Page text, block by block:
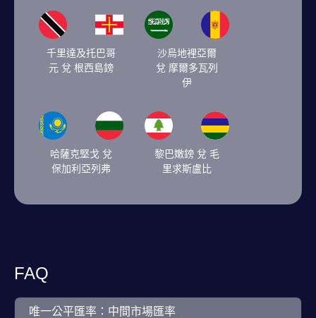
千里達及托巴哥
元 兌 根西島鎊
沙烏地裡亞爾
兌 摩爾多瓦列
伊
哈薩克堅戈 兌
保加利亞列弗
黎巴嫩鎊 兌 毛
里求斯盧比
FAQ
唯一公平匯率：中間市場匯率